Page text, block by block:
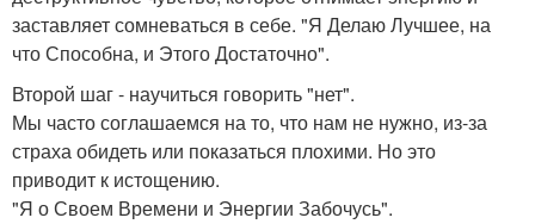
заставляет сомневаться в себе. "Я Делаю Лучшее, на
что Способна, и Этого Достаточно".
Второй шаг - научиться говорить "нет".
Мы часто соглашаемся на то, что нам не нужно, из-за
страха обидеть или показаться плохими. Но это
приводит к истощению.
"Я о Своем Времени и Энергии Забочусь".